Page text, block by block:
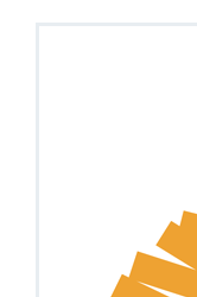
Gran
Misterio e